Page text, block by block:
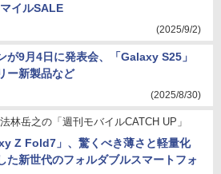
イルSALE
(2025/9/2)
が9月4日に発表会、「Galaxy S25」
ー新製品など
(2025/8/30)
法林岳之の「週刊モバイルCATCH UP」
Z Fold7」、驚くべき薄さと軽量化
た新世代のフォルダブルスマートフォ